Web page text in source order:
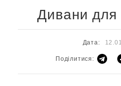
Дивани для
Поділитися:
Дата: